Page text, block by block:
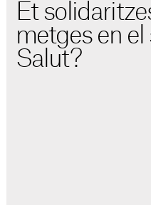
Et
metges en
Salut?